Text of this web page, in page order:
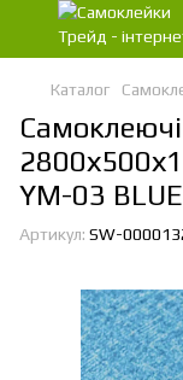
Каталог
YM-03
Артикул: SW-